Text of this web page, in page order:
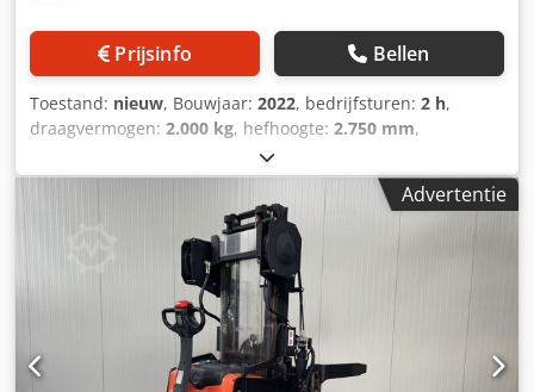
Prijsinfo Bellen
Toestand: nieuw, Bouwjaar: 2022, bedrijfsturen: 2 h,
draagvermogen: 2.000 kg, hefhoogte: 2.750 mm,
, masttype:
1.920 mm, Manufacturer + model:LINDE L 20 as ( 1173 )
Mast:2W2750 ID:25112.5791 Cat.:New Mast:2W2750
Forks:2000 mm Lowered height:1920 mm Lifting
height:2750 mm Capacity:2000 kg Year:2022 Hours:2 hours
Capacity:24 v / 375 ah Options:Zeer unieke 2 T.
BREEDSPOOR - met VRIJDRAGENDE verstelbare heftruck
lepels Crodpfozq Ukcex Agyjf - tevens voorzien van
VERSTELBARE steunpoten POWERSTEERINGNEW / Unused
!!
Advertentie